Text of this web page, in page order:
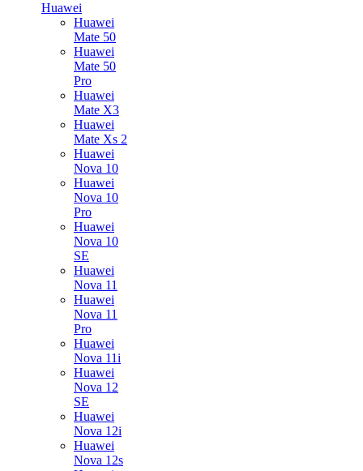
Huawei
Huawei
Mate 50
Huawei
Mate 50
Pro
Huawei
Mate X3
Huawei
Mate Xs 2
Huawei
Nova 10
Huawei
Nova 10
Pro
Huawei
Nova 10
SE
Huawei
Nova 11
Huawei
Nova 11
Pro
Huawei
Nova 11i
Huawei
Nova 12
SE
Huawei
Nova 12i
Huawei
Nova 12s